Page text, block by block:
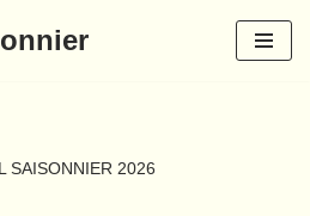
SAISONNIER 2026